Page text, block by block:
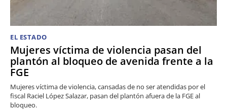
EL ESTADO
Mujeres víctima de violencia pasan del
plantón al bloqueo de avenida frente a la
FGE
Mujeres víctima de violencia, cansadas de no ser atendidas por el
fiscal Raciel López Salazar, pasan del plantón afuera de la FGE al
bloqueo.